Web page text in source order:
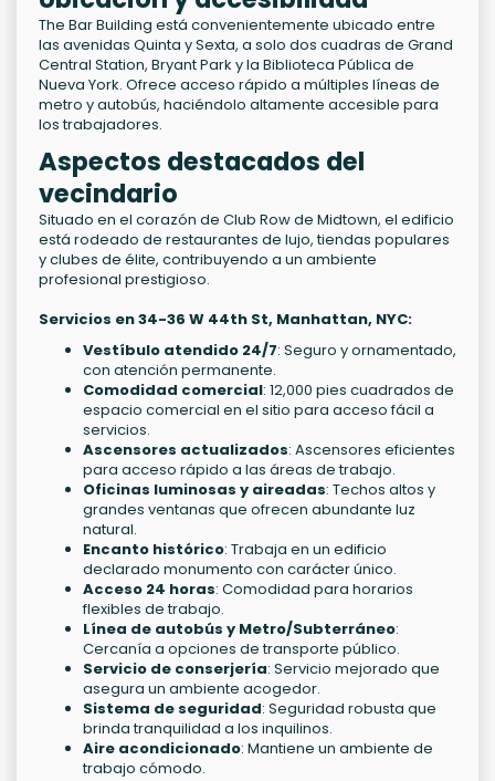
The Bar Building está convenientemente ubicado entre
las avenidas Quinta y Sexta, a solo dos cuadras de Grand
Central Station, Bryant Park y la Biblioteca Pública de
Nueva York. Ofrece acceso rápido a múltiples líneas de
metro y autobús, haciéndolo altamente accesible para
los trabajadores.
Aspectos destacados del
vecindario
Situado en el corazón de Club Row de Midtown, el edificio
está rodeado de restaurantes de lujo, tiendas populares
y clubes de élite, contribuyendo a un ambiente
profesional prestigioso.
Servicios en 34-36 W 44th St, Manhattan, NYC:
Vestíbulo atendido 24/7: Seguro y ornamentado,
con atención permanente.
Comodidad comercial: 12,000 pies cuadrados de
espacio comercial en el sitio para acceso fácil a
servicios.
Ascensores actualizados: Ascensores eficientes
para acceso rápido a las áreas de trabajo.
Oficinas luminosas y aireadas: Techos altos y
grandes ventanas que ofrecen abundante luz
natural.
Encanto histórico: Trabaja en un edificio
declarado monumento con carácter único.
Acceso 24 horas: Comodidad para horarios
flexibles de trabajo.
Línea de autobús y Metro/Subterráneo:
Cercanía a opciones de transporte público.
Servicio de conserjería: Servicio mejorado que
asegura un ambiente acogedor.
Sistema de seguridad: Seguridad robusta que
brinda tranquilidad a los inquilinos.
Aire acondicionado: Mantiene un ambiente de
trabajo cómodo.